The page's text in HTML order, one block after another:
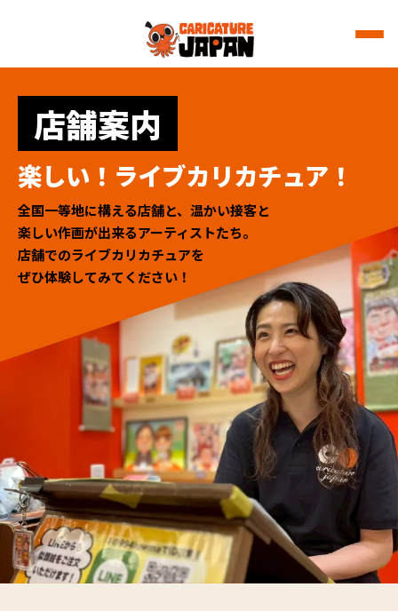
店舗案内
楽しい！ライブカリカチュア！
全国一等地に構える店舗と、温かい接客と
楽しい作画が出来るアーティストたち。
店舗でのライブカリカチュアを
ぜひ体験してみてください！